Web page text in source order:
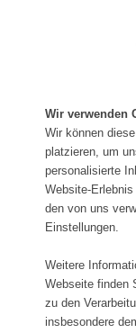
Wir verwenden
Wir können
platzieren, um
personalisierte
Website-
den von uns
Einstellungen.
Weitere
Webseite finden
zu den
insbesondere